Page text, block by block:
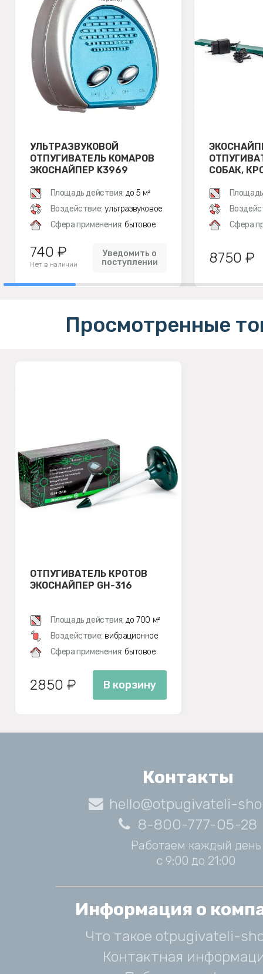
УЛЬТРАЗВУКОВОЙ
ОТПУГИВАТЕЛЬ КОМАРОВ
ЭКОСНАЙПЕР K3969
Площадь действия: до 5 м²
Воздействие: ультразвуковое
Сфера применения: бытовое
740 ₽
Нет в наличии
Уведомить о
поступлении
СОБАК,
Сфера
8750 ₽
Просмотренные
ОТПУГИВАТЕЛЬ КРОТОВ
ЭКОСНАЙПЕР GH-316
Площадь действия: до 700 м²
Воздействие: вибрационное
Сфера применения: бытовое
2850 ₽ В корзину
Контакты
hello@otpugivateli-
8-800-777-05-28
Работаем каждый день
с 9:00 до 21:00
Информация о
Что такое otpugivateli-
Контактная